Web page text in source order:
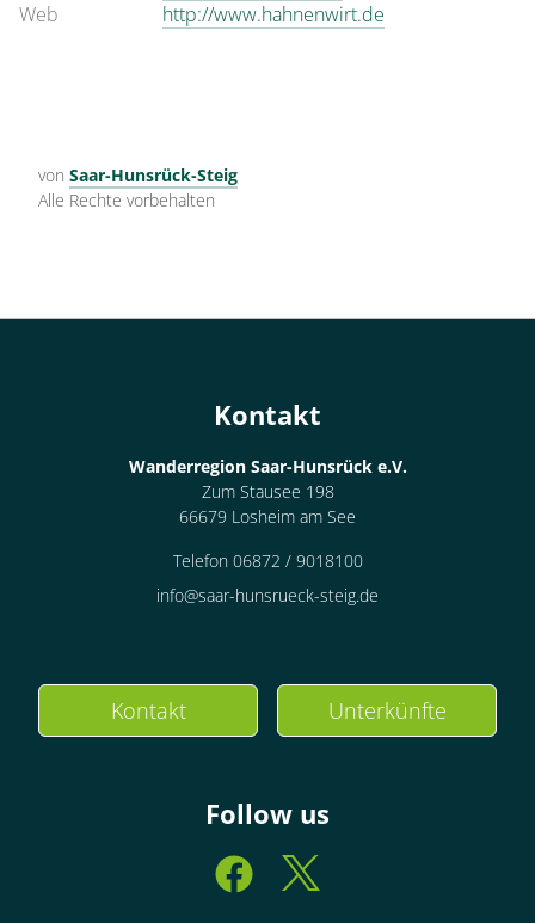
Web
http://www.hahnenwirt.de
von Saar-Hunsrück-Steig
Alle Rechte vorbehalten
Kontakt
Wanderregion Saar-Hunsrück e.V.
Zum Stausee 198
66679 Losheim am See
Telefon 06872 / 9018100
info@saar-hunsrueck-steig.de
Kontakt Unterkünfte
Follow us